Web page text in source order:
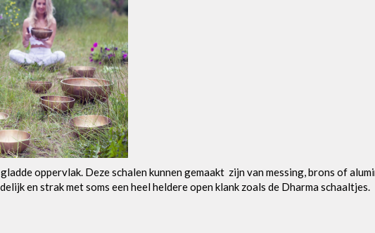
oppervlak. Deze schalen kunnen gemaakt zijn van messing, brons of
en strak met soms een heel heldere open klank zoals de Dharma schaaltjes.